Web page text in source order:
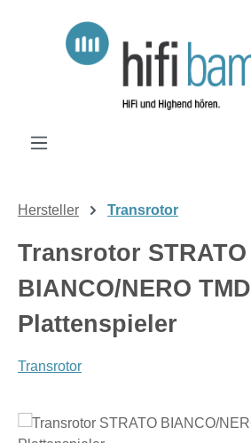
Zum Hauptinhalt springen
Hersteller Transrotor
Transrotor STRATO
BIANCO/NERO TMD
Plattenspieler
Transrotor
Bildergalerie überspringen